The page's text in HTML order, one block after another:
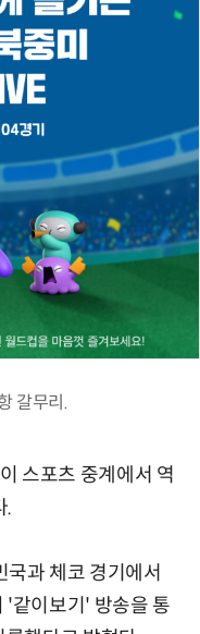
갈무리.
스포츠 중계에서 역
.
과 체코 경기에서
'같이보기' 방송을 통